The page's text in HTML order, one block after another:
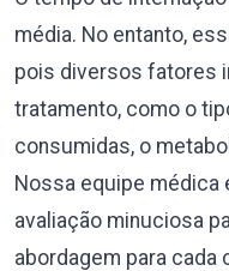
média. No entanto,
pois diversos fatores
tratamento, como o
consumidas, o
Nossa equipe médica
avaliação minuciosa
abordagem para cada